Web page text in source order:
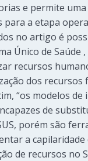
e permite
para a etapa
no artigo é
Único de Saúde
recursos
dos recursos
“os modelos de
de
porém são
a
de recursos no